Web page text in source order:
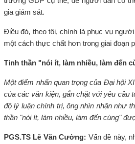
gia giám sát.
Điều đó, theo tôi, chính là phục vụ
một cách thực chất hơn trong giai đoạn
Tinh thần "nói ít, làm nhiều, làm đến
Một điểm nhấn quan trọng của Đại hội
của các văn kiện, gắn chặt với yêu cầu
độ lý luận chính trị, ông nhìn nhận như
thần "nói ít, làm nhiều, làm đến cùng"
PGS.TS Lê Văn Cường: Vấn đề này,